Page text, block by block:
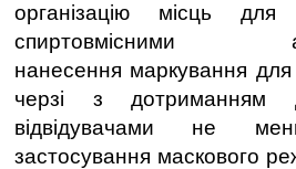
організацію місць
спиртовмісними
нанесення маркування
черзі з дотриманням
відвідувачами не
застосування маскового